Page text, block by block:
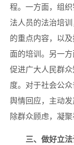
程。一方面，组
法人员的法治培
的重点内容，以
面的培训。另一
促进广大人民群
度。对于社会公
舆情回应，主动
除群众顾虑，凝聚
三、做好立